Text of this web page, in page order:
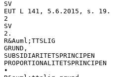
SV
EUT L 141, 5.6.2015, s. 19.
2
SV
2.
R&Auml;TTSLIG
GRUND,
SUBSIDIARITETSPRINCIPEN
PROPORTIONALITETSPRINCIPEN
•